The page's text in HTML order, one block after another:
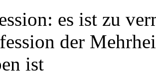
es ist zu
der
ist